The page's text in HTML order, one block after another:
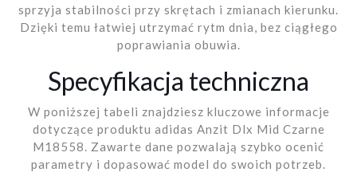
sprzyja stabilności przy skrętach i zmianach kierunku.
Dzięki temu łatwiej utrzymać rytm dnia, bez ciągłego
poprawiania obuwia.
Specyfikacja techniczna
W poniższej tabeli znajdziesz kluczowe informacje
dotyczące produktu adidas Anzit Dlx Mid Czarne
M18558. Zawarte dane pozwalają szybko ocenić
parametry i dopasować model do swoich potrzeb.